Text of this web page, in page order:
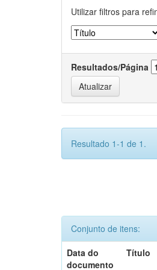
Utilizar filtros para
Resultados/Página
Resultado 1-1 de 1.
Conjunto de itens:
Data do
documento
Título